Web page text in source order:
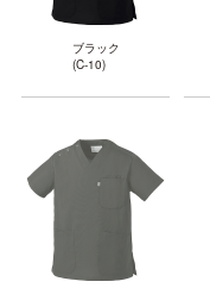
ブラック
(C-10)